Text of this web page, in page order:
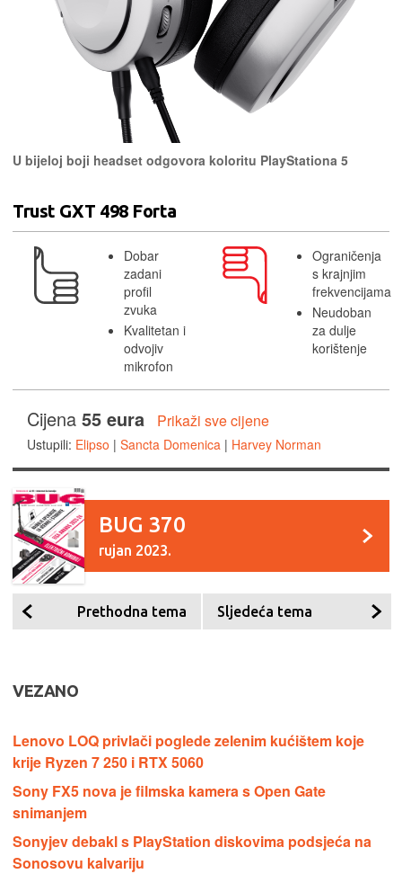
U bijeloj boji headset odgovora koloritu PlayStationa 5
Trust GXT 498 Forta
Dobar
zadani
profil
zvuka
Kvalitetan i
odvojiv
mikrofon
Ograničenja
s krajnjim
frekvencijama
Neudoban
za dulje
korištenje
Cijena 55 eura Prikaži sve cijene
Ustupili: Elipso | Sancta Domenica | Harvey Norman
BUG 370
rujan 2023.
Prethodna tema Sljedeća tema
VEZANO
Lenovo LOQ privlači poglede zelenim kućištem koje
krije Ryzen 7 250 i RTX 5060
Sony FX5 nova je filmska kamera s Open Gate
snimanjem
Sonyjev debakl s PlayStation diskovima podsjeća na
Sonosovu kalvariju